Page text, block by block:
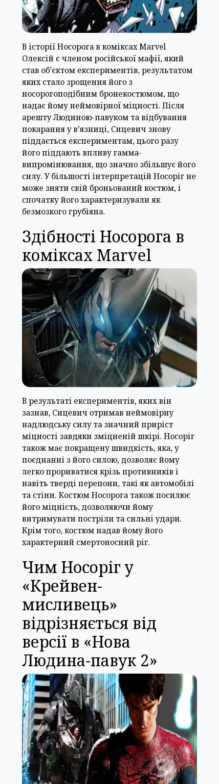
В історії Носорога в коміксах Marvel
Олексій є членом російської мафії, який
став об’єктом експериментів, результатом
яких стало зрощення його з
носорогоподібним бронекостюмом, що
надає йому неймовірної міцності. Після
арешту Людиною-павуком та відбування
покарання у в’язниці, Сицевич знову
піддається експериментам, цього разу
його піддають впливу гамма-
випромінювання, що значно збільшує його
силу. У більшості інтерпретацій Носоріг не
може зняти свій броньований костюм, і
спочатку його характеризували як
безмозкого грубіяна.
Здібності Носорога в
коміксах Marvel
В результаті експериментів, яких він
зазнав, Сицевич отримав неймовірну
надлюдську силу та значний приріст
міцності завдяки зміцненій шкірі. Носоріг
також має покращену швидкість, яка, у
поєднанні з його силою, дозволяє йому
легко прориватися крізь противників і
навіть тверді перепони, такі як автомобілі
та стіни. Костюм Носорога також посилює
його міцність, дозволяючи йому
витримувати постріли та сильні удари.
Крім того, костюм надав йому його
характерний смертоносний ріг.
Чим Носоріг у
«Крейвен-
мисливець»
відрізняється від
версії в «Нова
Людина-павук 2»